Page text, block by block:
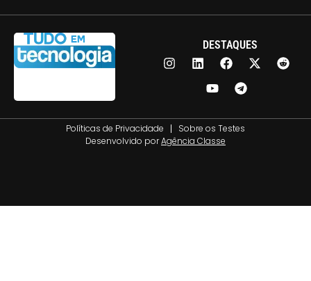
DESTAQUES
Políticas de Privacidade
Sobre os Testes
Desenvolvido porAgência Classe